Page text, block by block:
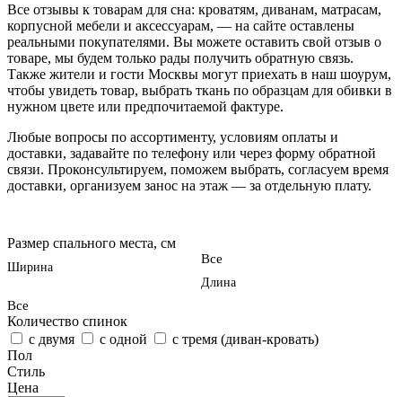
Все отзывы к товарам для сна: кроватям, диванам, матрасам,
корпусной мебели и аксессуарам, — на сайте оставлены
реальными покупателями. Вы можете оставить свой отзыв о
товаре, мы будем только рады получить обратную связь.
Также жители и гости Москвы могут приехать в наш шоурум,
чтобы увидеть товар, выбрать ткань по образцам для обивки в
нужном цвете или предпочитаемой фактуре.
Любые вопросы по ассортименту, условиям оплаты и
доставки, задавайте по телефону или через форму обратной
связи. Проконсультируем, поможем выбрать, согласуем время
доставки, организуем занос на этаж — за отдельную плату.
Размер спального места, см
Ширина
Все
Длина
Все
Количество спинок
с двумя
с одной
с тремя (диван-кровать)
Пол
Стиль
Цена